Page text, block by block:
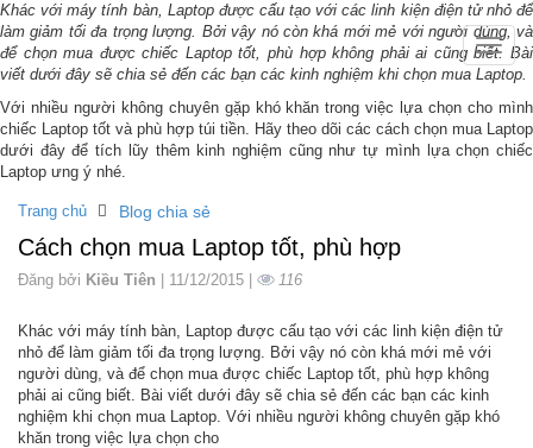
Khác với máy tính bàn, Laptop được cấu tạo với các linh kiện điện tử nhỏ để
làm giảm tối đa trọng lượng. Bởi vậy nó còn khá mới mẻ với người dùng, và
để chọn mua được chiếc Laptop tốt, phù hợp không phải ai cũng biết. Bài
viết dưới đây sẽ chia sẻ đến các bạn các kinh nghiệm khi chọn mua Laptop.
Với nhiều người không chuyên gặp khó khăn trong việc lựa chọn cho mình
chiếc Laptop tốt và phù hợp túi tiền. Hãy theo dõi các cách chọn mua Laptop
dưới đây để tích lũy thêm kinh nghiệm cũng như tự mình lựa chọn chiếc
Laptop ưng ý nhé.
Trang chủ Blog chia sẻ
Cách chọn mua Laptop tốt, phù hợp
Đăng bởi Kiều Tiên | 11/12/2015 | 116
Khác với máy tính bàn, Laptop được cấu tạo với các linh kiện điện tử
nhỏ để làm giảm tối đa trọng lượng. Bởi vậy nó còn khá mới mẻ với
người dùng, và để chọn mua được chiếc Laptop tốt, phù hợp không
phải ai cũng biết. Bài viết dưới đây sẽ chia sẻ đến các bạn các kinh
nghiệm khi chọn mua Laptop. Với nhiều người không chuyên gặp khó
khăn trong việc lựa chọn cho
Toggle